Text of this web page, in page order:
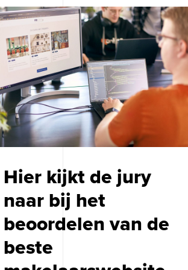
Hier kijkt de jury
naar bij het
beoordelen van de
beste